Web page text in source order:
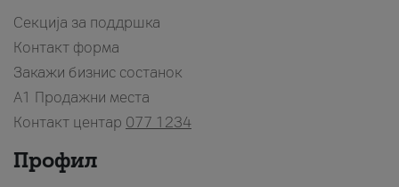
Секција за поддршка
Контакт форма
Закажи бизнис состанок
A1 Продажни места
Контакт центар 077 1234
Профил